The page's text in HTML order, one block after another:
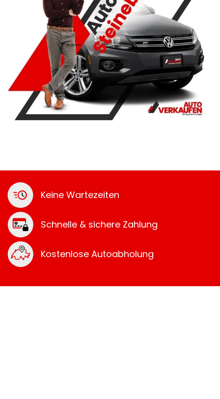
Keine Wartezeiten
Schnelle & sichere Zahlung
Kostenlose Autoabholung